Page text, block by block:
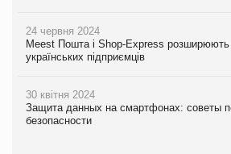
24 червня 2024
Meest Пошта і Shop-Express розширюють
українських підприємців
30 квітня 2024
Защита данных на смартфонах: советы
безопасности